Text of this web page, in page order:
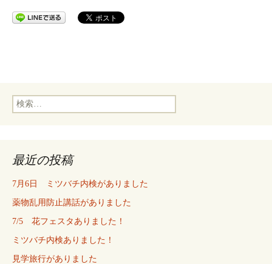
検
索:
最近の投稿
7月6日 ミツバチ内検がありました
薬物乱用防止講話がありました
7/5 花フェスタありました！
ミツバチ内検ありました！
見学旅行がありました